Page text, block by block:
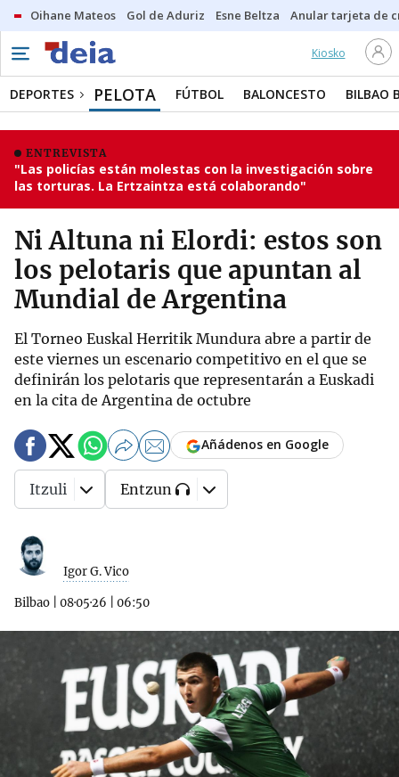
Oihane Mateos Gol de Aduriz Esne Beltza Anular tarjeta de
Kiosko
DEPORTES PELOTA FÚTBOL BALONCESTO BILBAO
ENTREVISTA
"Las policías están molestas con la investigación sobre
las torturas. La Ertzaintza está colaborando"
Ni Altuna ni Elordi: estos son
los pelotaris que apuntan al
Mundial de Argentina
El Torneo Euskal Herritik Mundura abre a partir de
este viernes un escenario competitivo en el que se
definirán los pelotaris que representarán a Euskadi
en la cita de Argentina de octubre
Igor G. Vico
Bilbao 08·05·26 06:50
Añádenos en Google
Itzuli Entzun